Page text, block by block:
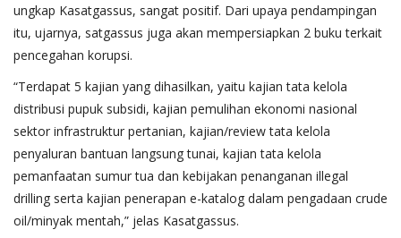
ungkap Kasatgassus, sangat positif. Dari upaya pendampingan
itu, ujarnya, satgassus juga akan mempersiapkan 2 buku terkait
pencegahan korupsi.
“Terdapat 5 kajian yang dihasilkan, yaitu kajian tata kelola
distribusi pupuk subsidi, kajian pemulihan ekonomi nasional
sektor infrastruktur pertanian, kajian/review tata kelola
penyaluran bantuan langsung tunai, kajian tata kelola
pemanfaatan sumur tua dan kebijakan penanganan illegal
drilling serta kajian penerapan e-katalog dalam pengadaan crude
oil/minyak mentah,” jelas Kasatgassus.